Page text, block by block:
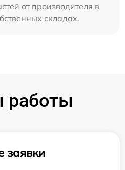
от производителя в
складах.
работы
заявки